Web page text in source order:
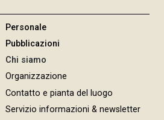
Personale
Pubblicazioni
Chi siamo
Organizzazione
Contatto e pianta del luogo
Servizio informazioni & newsletter